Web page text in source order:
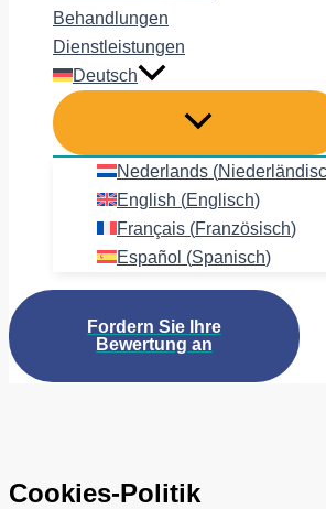
Behandlungen
Dienstleistungen
Deutsch
Nederlands (
English (Englisch)
Français (Französisch)
Español (Spanisch)
Fordern Sie Ihre
Bewertung an
Cookies-Politik